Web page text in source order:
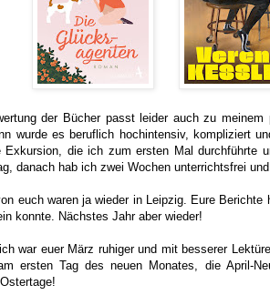
der Bücher passt leider auch zu
wurde es beruflich hochintensiv, kompliziert
Exkursion, die ich zum ersten Mal durchführte
danach hab ich zwei Wochen unterrichtsfrei
euch waren ja wieder in Leipzig. Eure
konnte. Nächstes Jahr aber wieder!
war euer März ruhiger und mit besserer
ersten Tag des neuen Monates, die April-